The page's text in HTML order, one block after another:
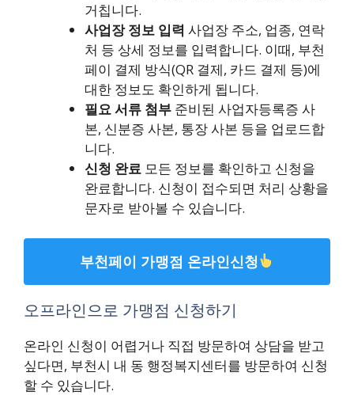
거칩니다.
사업장 정보 입력 사업장 주소, 업종, 연락
처 등 상세 정보를 입력합니다. 이때, 부천
페이 결제 방식(QR 결제, 카드 결제 등)에
대한 정보도 확인하게 됩니다.
필요 서류 첨부준비된 사업자등록증 사
본, 신분증 사본, 통장 사본 등을 업로드합
니다.
신청 완료모든 정보를 확인하고 신청을
완료합니다. 신청이 접수되면 처리 상황을
문자로 받아볼 수 있습니다.
부천페이 가맹점 온라인신청
오프라인으로 가맹점 신청하기
온라인 신청이 어렵거나 직접 방문하여 상담을 받고
싶다면, 부천시 내 동 행정복지센터를 방문하여 신청
할 수 있습니다.